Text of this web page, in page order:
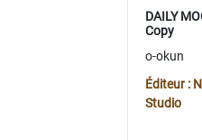
DAILY
Copy
o-okun
Éditeur :
Studio